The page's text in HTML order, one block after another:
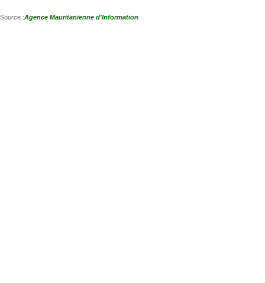
Source :Agence Mauritanienne d'Information